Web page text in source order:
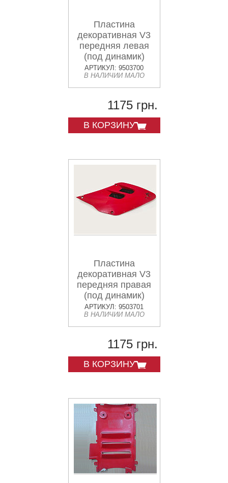
Пластина
декоративная V3
передняя левая
(под динамик)
АРТИКУЛ: 9503700
В НАЛИЧИИ МАЛО
1175 грн.
В КОРЗИНУ
Пластина
декоративная V3
передняя правая
(под динамик)
АРТИКУЛ: 9503701
В НАЛИЧИИ МАЛО
1175 грн.
В КОРЗИНУ